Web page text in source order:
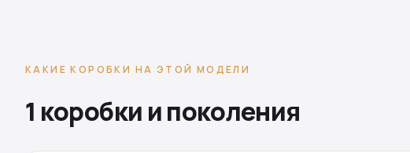
КАКИЕ КОРОБКИ НА ЭТОЙ МОДЕЛИ
1 коробки и поколения